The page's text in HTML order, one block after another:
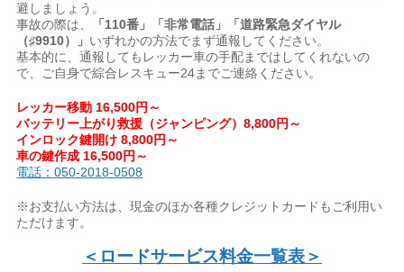
避しましょう。
事故の際は、
「110番」「非常電話」「道路緊急ダイヤル
（♯9910）」 いずれかの方法でまず通報してください。
基本的に、通報してもレッカー車の手配まではしてくれないの
で、ご自身で綜合レスキュー24までご連絡ください。
レッカー移動 16,500円～
バッテリー上がり救援（ジャンピング）8,800円～
インロック鍵開け 8,800円～
車の鍵作成 16,500円～
電話：050-2018-0508
※お支払い方法は、現金のほか各種クレジットカードもご利用い
ただけます。
＜ロードサービス料金一覧表＞